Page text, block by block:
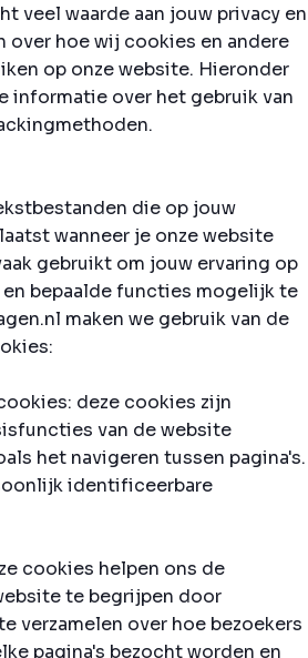
veel waarde aan jouw privacy en
over hoe wij cookies en andere
op onze website. Hieronder
informatie over het gebruik van
die op jouw
wanneer je onze website
gebruikt om jouw ervaring op
bepaalde functies mogelijk te
maken we gebruik van de
deze cookies zijn
van de website
het navigeren tussen pagina's.
identificeerbare
cookies helpen ons de
te begrijpen door
verzamelen over hoe bezoekers
pagina's bezocht worden en